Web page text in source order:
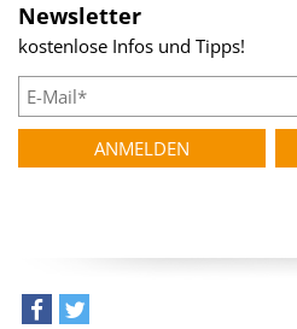
Newsletter
kostenlose Infos und Tipps!